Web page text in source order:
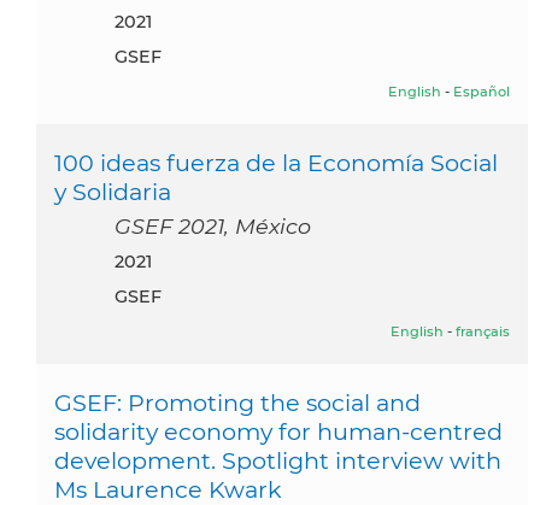
2021
GSEF
English - Español
100 ideas fuerza de la Economía Social
y Solidaria
GSEF 2021, México
2021
GSEF
English - français
GSEF: Promoting the social and
solidarity economy for human-centred
development. Spotlight interview with
Ms Laurence Kwark